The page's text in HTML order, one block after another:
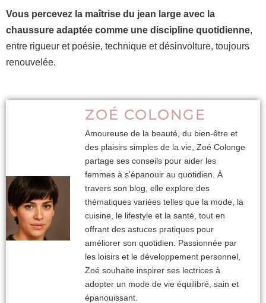
Vous percevez la maîtrise du jean large avec la
chaussure adaptée comme une discipline quotidienne,
entre rigueur et poésie, technique et désinvolture, toujours
renouvelée.
ZOÉ COLONGE
Amoureuse de la beauté, du bien-être et
des plaisirs simples de la vie, Zoé Colonge
partage ses conseils pour aider les
femmes à s'épanouir au quotidien. À
travers son blog, elle explore des
thématiques variées telles que la mode, la
cuisine, le lifestyle et la santé, tout en
offrant des astuces pratiques pour
améliorer son quotidien. Passionnée par
les loisirs et le développement personnel,
Zoé souhaite inspirer ses lectrices à
adopter un mode de vie équilibré, sain et
épanouissant.